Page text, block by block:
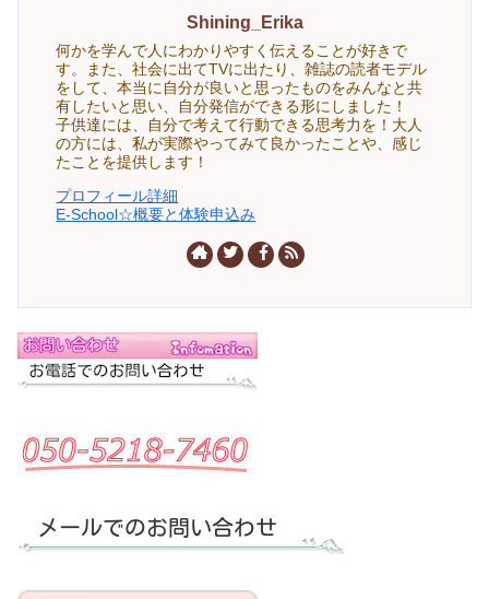
Shining_Erika
何かを学んで人にわかりやすく伝えることが好きで
す。また、社会に出てTVに出たり、雑誌の読者モデル
をして、本当に自分が良いと思ったものをみんなと共
有したいと思い、自分発信ができる形にしました！
子供達には、自分で考えて行動できる思考力を！大人
の方には、私が実際やってみて良かったことや、感じ
たことを提供します！
プロフィール詳細
E-School☆概要と体験申込み